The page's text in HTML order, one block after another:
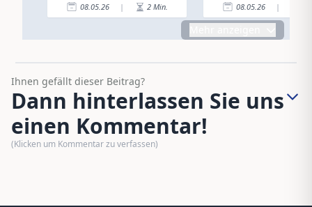
08.05.26 | 2 Min. 08.05.26 |
Ihnen gefällt dieser Beitrag?
Dann hinterlassen Sie uns
einen Kommentar!
(Klicken um Kommentar zu verfassen)